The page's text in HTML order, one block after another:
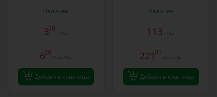
Наличен
320
€ / бр.
626
Лева / бр.
Добави в кошница
Наличен
113 € / бр.
221 01
Лева / бр.
Добави в кошница